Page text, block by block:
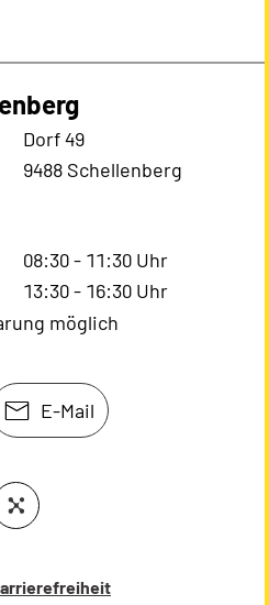
Dorf 49
9488 Schellenberg
08:30- 11:30 Uhr
13:30- 16:30 Uhr
möglich
E-Mail